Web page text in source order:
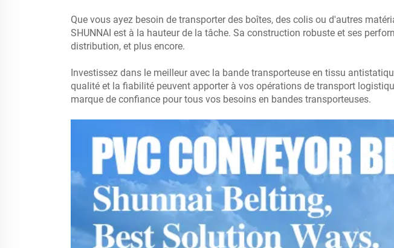
Que vous ayez besoin de transporter des boîtes, des colis ou d'autres
SHUNNAI est à la hauteur de la tâche. Sa construction robuste et ses
distribution, et plus encore.
Investissez dans le meilleur avec la bande transporteuse en tissu
qualité et la fiabilité peuvent apporter à vos opérations de transport
marque de confiance pour tous vos besoins en bandes transporteuses.